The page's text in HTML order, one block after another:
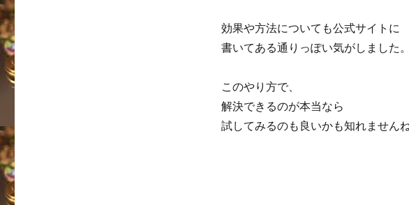
効果や方法についても公式サイトに
書いてある通りっぽい気がしました。
このやり方で、
解決できるのが本当なら
試してみるのも良いかも知れませんね